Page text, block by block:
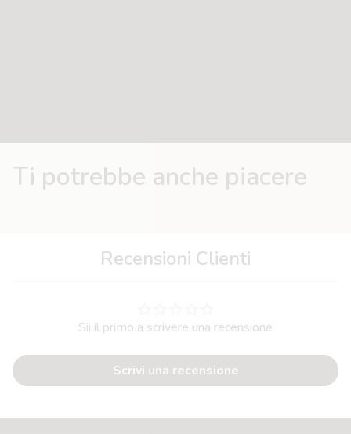
Ti potrebbe anche piacere
Recensioni Clienti
Sii il primo a scrivere una recensione
Scrivi una recensione